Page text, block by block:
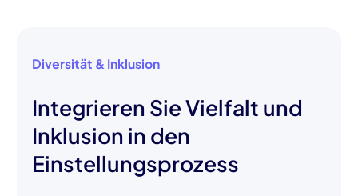
Diversität & Inklusion
Integrieren Sie Vielfalt und
Inklusion in den
Einstellungsprozess